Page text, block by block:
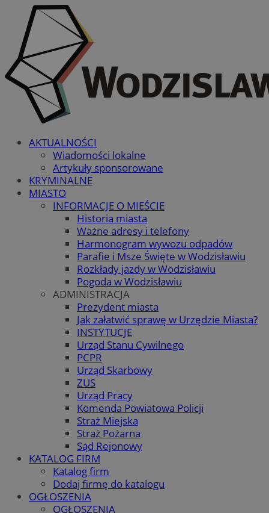
AKTUALNOŚCI
Wiadomości lokalne
Artykuły sponsorowane
KRYMINALNE
MIASTO
INFORMACJE O MIEŚCIE
Historia miasta
Ważne adresy i telefony
Harmonogram wywozu odpadów
Parafie i Msze Święte w Wodzisławiu
Rozkłady jazdy w Wodzisławiu
Pogoda w Wodzisławiu
ADMINISTRACJA
Prezydent miasta
Jak załatwić sprawę w Urzędzie Miasta?
INSTYTUCJE
Urząd Stanu Cywilnego
PCPR
Urząd Skarbowy
ZUS
Urząd Pracy
Komenda Powiatowa Policji
Straż Miejska
Straż Pożarna
Sąd Rejonowy
KATALOG FIRM
Katalog firm
Dodaj firmę do katalogu
OGŁOSZENIA
OGŁOSZENIA